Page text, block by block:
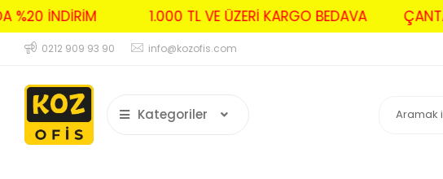
%20 İNDİRİM 1.000 TL VE ÜZERİ KARGO BEDAVA
0212 909 93 90 info@kozofis.com
Kategoriler